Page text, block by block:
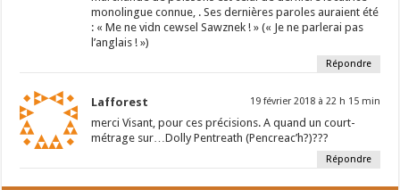
monolingue connue, . Ses dernières paroles auraient été
: « Me ne vidn cewsel Sawznek ! » (« Je ne parlerai pas
l’anglais ! »)
Répondre
Lafforest 19 février 2018 à 22 h 15 min
merci Visant, pour ces précisions. A quand un court-
métrage sur…Dolly Pentreath (Pencreac’h?)???
Répondre